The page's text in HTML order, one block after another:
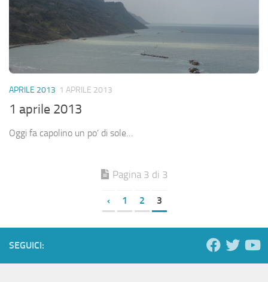
APRILE 2013 1 APRILE 2013
1 aprile 2013
Oggi fa capolino un po’ di sole…
Pagina 3 di 3
‹ 1 2 3
SEGUICI: